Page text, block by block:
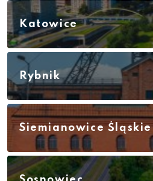
Katowice
Rybnik
Siemianowice Śląskie